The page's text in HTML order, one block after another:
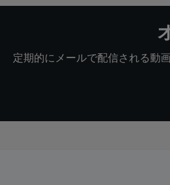
定期的にメールで配信される動